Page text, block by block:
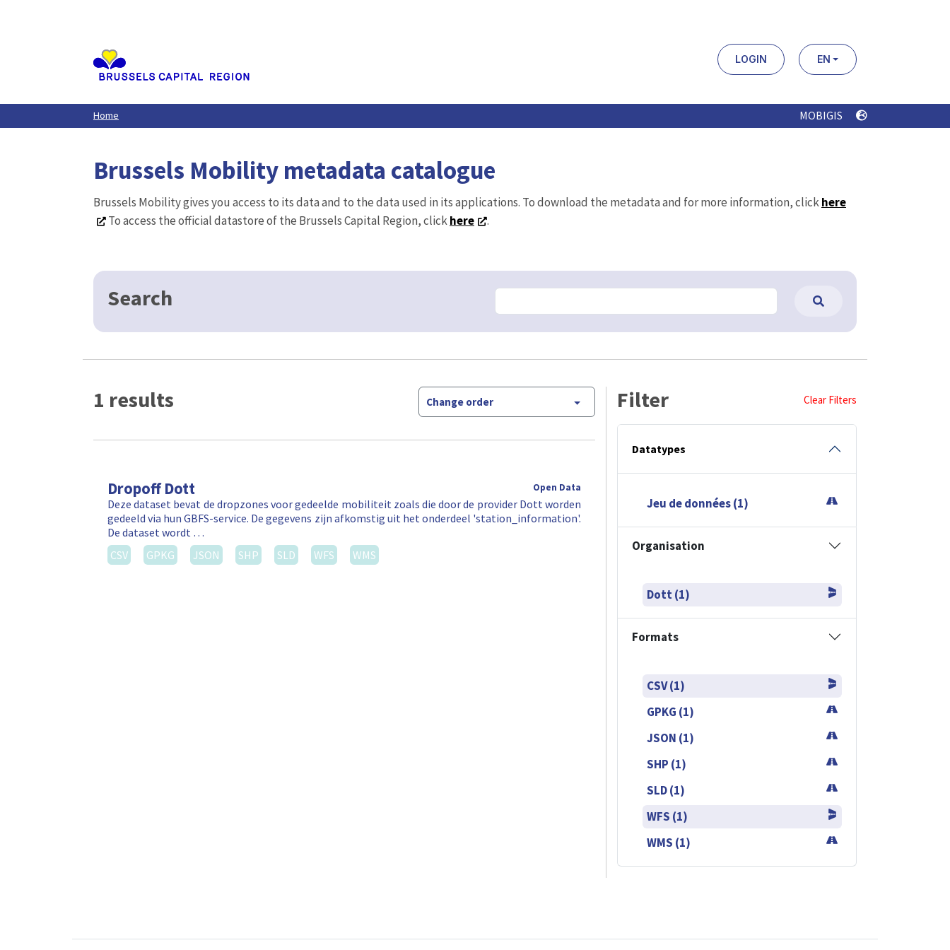
LOGIN EN
Home MOBIGIS
Brussels Mobility metadata catalogue
Brussels Mobility gives you access to its data and to the data used in its applications. To download the metadata and for more information, clickhere
To access the official datastore of the Brussels Capital Region, clickhere .
Search
1 results Change order
Dropoff Dott Open Data
Deze dataset bevat de dropzones voor gedeelde mobiliteit zoals die door de provider Dott worden
gedeeld via hun GBFS-service. De gegevens zijn afkomstig uit het onderdeel 'station_information'.
De dataset wordt …
CSV
GPKG JSON SHP SLD WFS WMS
Filter Clear Filters
Datatypes
Jeu de données (1)
Organisation
Dott (1)
Formats
CSV (1)
GPKG (1)
JSON (1)
SHP (1)
SLD (1)
WFS (1)
WMS (1)